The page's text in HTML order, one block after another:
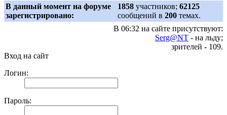
В данный момент на форуме
зарегистрировано:
1858 участников; 62125
сообщений в 200 темах.
В 06:32 на сайте присутствуют:
Serg@NT - на льду;
зрителей - 109.
Вход на сайт
Логин:
Пароль: